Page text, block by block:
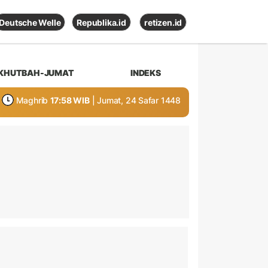
Deutsche Welle Republika.id retizen.id
JUMAT INDEKS
Maghrib 17:58 WIB | Jumat, 24 Safar 1448